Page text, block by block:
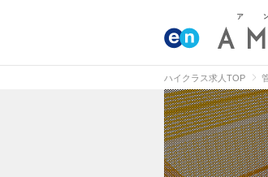
ハイクラス求人TOP